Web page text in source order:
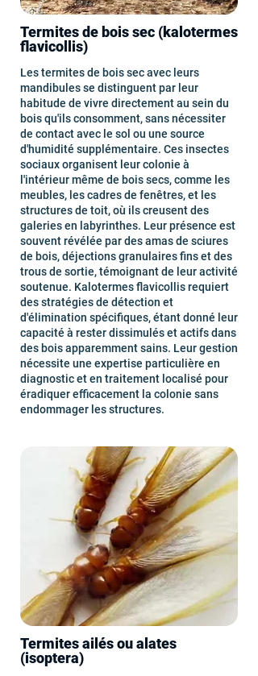
Termites de bois sec (kalotermes
flavicollis)
Les termites de bois sec avec leurs
mandibules se distinguent par leur
habitude de vivre directement au sein du
bois qu'ils consomment, sans nécessiter
de contact avec le sol ou une source
d'humidité supplémentaire. Ces insectes
sociaux organisent leur colonie à
l'intérieur même de bois secs, comme les
meubles, les cadres de fenêtres, et les
structures de toit, où ils creusent des
galeries en labyrinthes. Leur présence est
souvent révélée par des amas de sciures
de bois, déjections granulaires fins et des
trous de sortie, témoignant de leur activité
soutenue. Kalotermes flavicollis requiert
des stratégies de détection et
d'élimination spécifiques, étant donné leur
capacité à rester dissimulés et actifs dans
des bois apparemment sains. Leur gestion
nécessite une expertise particulière en
diagnostic et en traitement localisé pour
éradiquer efficacement la colonie sans
endommager les structures.
Termites ailés ou alates
(isoptera)